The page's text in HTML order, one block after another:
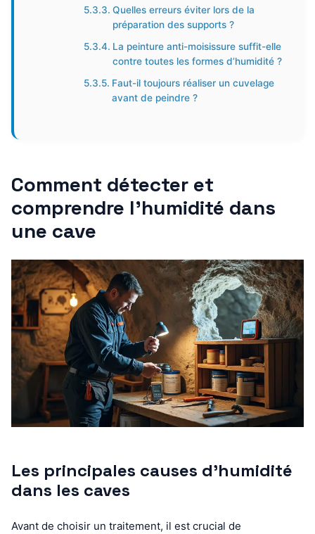
Quelles erreurs éviter lors de la
préparation des supports ?
La peinture anti-moisissure suffit-elle
contre toutes les formes d’humidité ?
Faut-il toujours réaliser un cuvelage
avant de peindre ?
Comment détecter et
comprendre l’humidité dans
une cave
Les principales causes d’humidité
dans les caves
Avant de choisir un traitement, il est crucial de